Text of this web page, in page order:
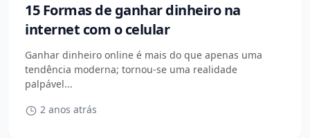
15 Formas de ganhar dinheiro na
internet com o celular
Ganhar dinheiro online é mais do que apenas uma
tendência moderna; tornou-se uma realidade
palpável...
2 anos atrás